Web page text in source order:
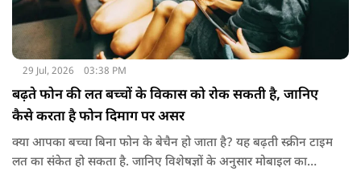
29 Jul, 2026 03:38 PM
बढ़ते फोन की लत बच्चों के विकास को रोक सकती है, जानिए
कैसे करता है फोन दिमाग पर असर
क्या आपका बच्चा बिना फोन के बेचैन हो जाता है? यह बढ़ती स्क्रीन टाइम
लत का संकेत हो सकता है. जानिए विशेषज्ञों के अनुसार मोबाइल का